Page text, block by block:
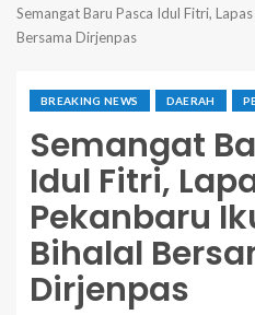
Semangat Baru Pasca Idul Fitri,
Bersama Dirjenpas
BREAKING NEWS DAERAH
Semangat
Idul Fitri,
Pekanbaru
Bihalal
Dirjenpas